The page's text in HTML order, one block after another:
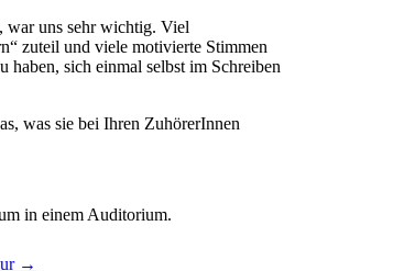
war uns sehr wichtig. Viel
zuteil und viele motivierte Stimmen
haben, sich einmal selbst im Schreiben
was sie bei Ihren ZuhörerInnen
→